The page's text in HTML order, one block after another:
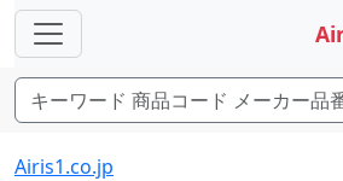
Airis1.co.jp